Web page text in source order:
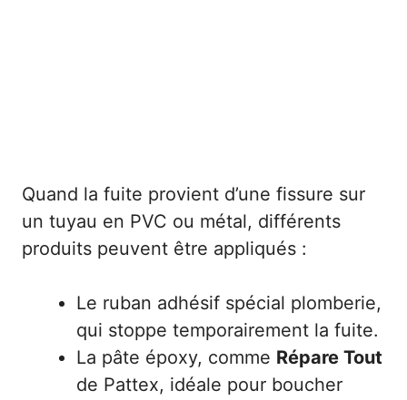
Quand la fuite provient d’une fissure sur
un tuyau en PVC ou métal, différents
produits peuvent être appliqués :
Le ruban adhésif spécial plomberie,
qui stoppe temporairement la fuite.
La pâte époxy, comme Répare Tout
de Pattex, idéale pour boucher